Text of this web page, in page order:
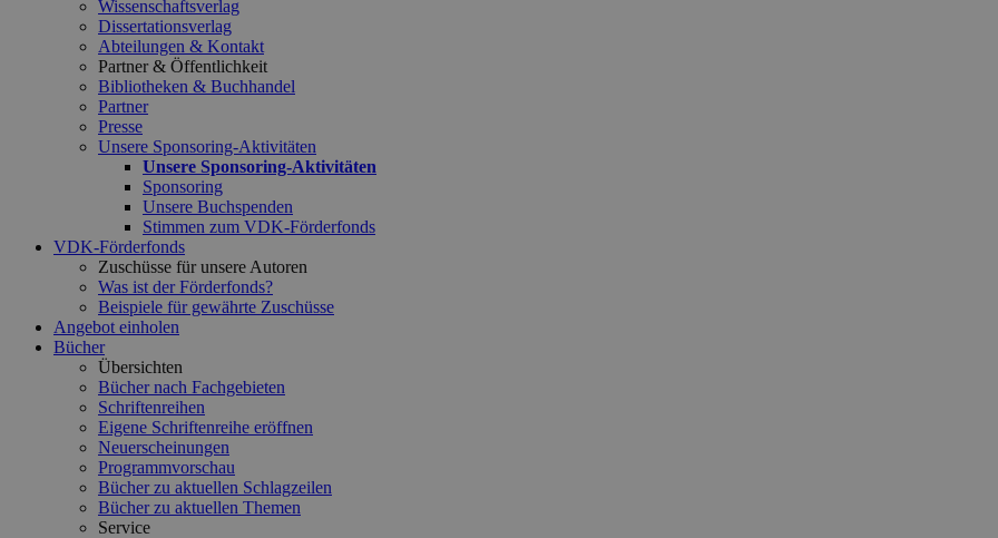
Wissenschaftsverlag
Dissertationsverlag
Abteilungen & Kontakt
Partner & Öffentlichkeit
Bibliotheken & Buchhandel
Partner
Presse
Unsere Sponsoring-Aktivitäten
Unsere Sponsoring-Aktivitäten
Sponsoring
Unsere Buchspenden
Stimmen zum VDK-Förderfonds
VDK-Förderfonds
Zuschüsse für unsere Autoren
Was ist der Förderfonds?
Beispiele für gewährte Zuschüsse
Angebot einholen
Bücher
Übersichten
Bücher nach Fachgebieten
Schriftenreihen
Eigene Schriftenreihe eröffnen
Neuerscheinungen
Programmvorschau
Bücher zu aktuellen Schlagzeilen
Bücher zu aktuellen Themen
Service